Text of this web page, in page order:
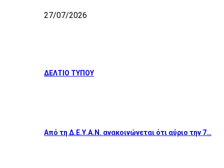
27/07/2026
ΔΕΛΤΙΟ ΤΥΠΟΥ
Από τη Δ.Ε.Υ.Α.Ν. ανακοινώνεται ότι αύριο την 7…